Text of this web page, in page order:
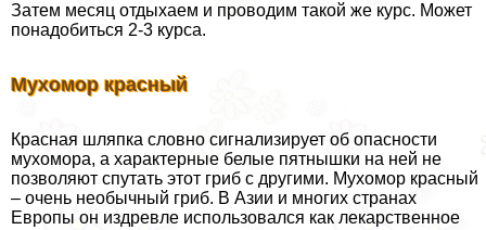
Затем месяц отдыхаем и проводим такой же курс. Может
понадобиться 2-3 курса.
Мухомор красный
Красная шляпка словно сигнализирует об опасности
мухомора, а хаpaктерные белые пятнышки на ней не
позволяют спутать этот гриб с другими. Мухомор красный
– очень необычный гриб. В Азии и многих странах
Европы он издревле использовался как лекарственное